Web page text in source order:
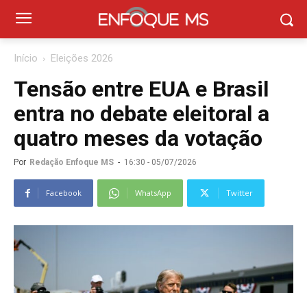
Início Eleições 2026
Tensão entre EUA e Brasil
entra no debate eleitoral a
quatro meses da votação
Por Redação Enfoque MS - 16:30 - 05/07/2026
Facebook WhatsApp Twitter